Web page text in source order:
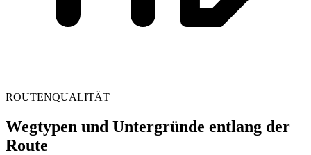
ROUTENQUALITÄT
Wegtypen und Untergründe entlang der
Route